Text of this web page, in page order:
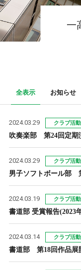
一
全表示 お知らせ
2024.03.29 クラブ活動
吹奏楽部 第24回定
2024.03.29 クラブ活動
男子ソフトボール部
2024.03.19 クラブ活動
書道部 受賞報告(2023
2024.03.14 クラブ活動
書道部 第18回作品